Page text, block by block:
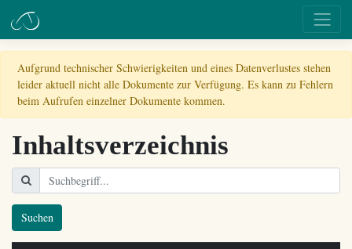
Aufgrund technischer Schwierigkeiten und eines Datenverlustes stehen
leider aktuell nicht alle Dokumente zur Verfügung. Es kann zu Fehlern
beim Aufrufen einzelner Dokumente kommen.
Inhaltsverzeichnis
Suchen